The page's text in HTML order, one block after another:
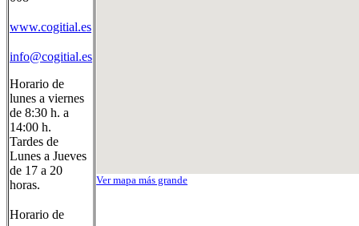
www.cogitial.es
info@cogitial.es
Horario de
lunes a viernes
de 8:30 h. a
14:00 h.
Tardes de
Lunes a Jueves
de 17 a 20
horas.
Horario de
Ver mapa más grande